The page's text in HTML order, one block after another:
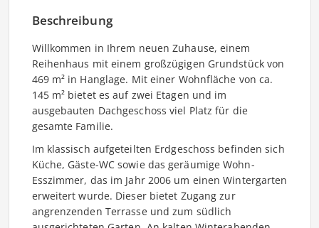
Beschreibung
Willkommen in Ihrem neuen Zuhause, einem
Reihenhaus mit einem großzügigen Grundstück von
469 m² in Hanglage. Mit einer Wohnfläche von ca.
145 m² bietet es auf zwei Etagen und im
ausgebauten Dachgeschoss viel Platz für die
gesamte Familie.
Im klassisch aufgeteilten Erdgeschoss befinden sich
Küche, Gäste-WC sowie das geräumige Wohn-
Esszimmer, das im Jahr 2006 um einen Wintergarten
erweitert wurde. Dieser bietet Zugang zur
angrenzenden Terrasse und zum südlich